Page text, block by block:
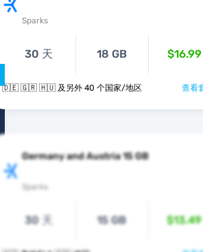
Sparks
30 天 18 GB $16.99
🇩🇪 🇬🇷 🇭🇺 及另外 40 个国家/地区 查看
Germany and Austria 15 GB
Sparks
30 天 15 GB $13.49